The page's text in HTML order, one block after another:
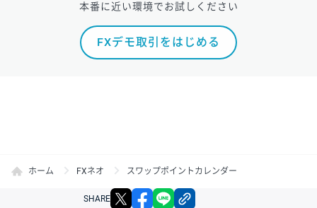
本番に近い環境でお試しください
FXデモ取引をはじめる
ホーム FXネオ スワップポイントカレンダー
SHARE X facebook